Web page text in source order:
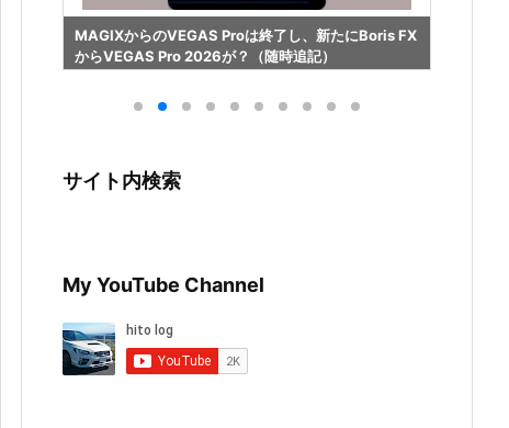
MAGIXからのVEGAS Proは終了し、新たにBoris FX
からVEGAS Pro 2026が？（随時追記）
サイト内検索
My YouTube Channel